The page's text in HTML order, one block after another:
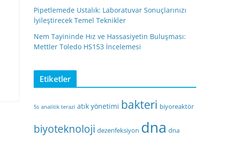
Pipetlemede Ustalık: Laboratuvar Sonuçlarınızı
İyileştirecek Temel Teknikler
Nem Tayininde Hız ve Hassasiyetin Buluşması:
Mettler Toledo HS153 İncelemesi
Etiketler
5s analitik terazi atık yönetimi bakteri biyoreaktör
biyoteknoloji dezenfeksiyon dna dna